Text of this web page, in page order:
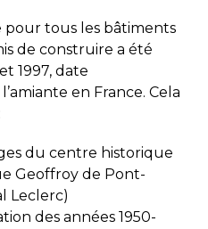
pour tous les bâtiments
de construire a été
1997, date
en France. Cela
du centre historique
Geoffroy de Pont-
Leclerc)
des années 1950-